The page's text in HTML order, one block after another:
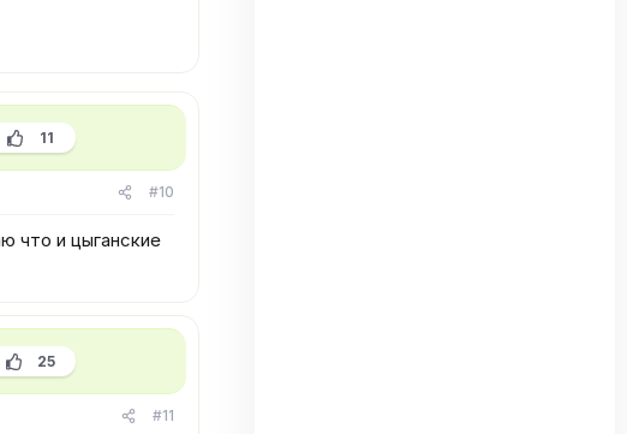
11
#10
что и цыганские
25
#11